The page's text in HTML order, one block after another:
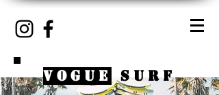
VOGUE SURF